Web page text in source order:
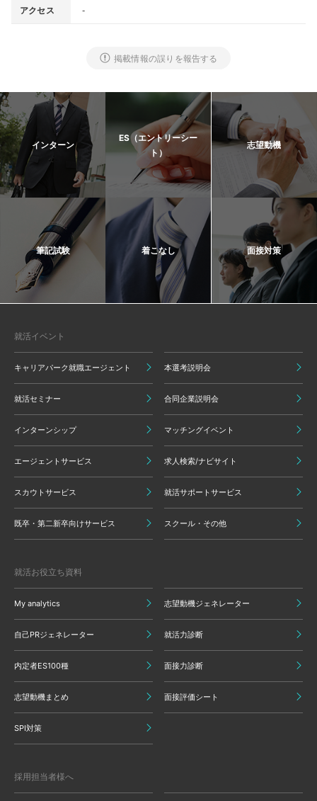
アクセス -
掲載情報の誤りを報告する
インターン
ES（エントリーシー
ト）
志望動機
筆記試験 着こなし 面接対策
就活イベント
キャリアパーク就職エージェント 本選考説明会
就活セミナー 合同企業説明会
インターンシップ マッチングイベント
エージェントサービス 求人検索/ナビサイト
スカウトサービス 就活サポートサービス
既卒・第二新卒向けサービス スクール・その他
就活お役立ち資料
My analytics 志望動機ジェネレーター
自己PRジェネレーター 就活力診断
内定者ES100種 面接力診断
志望動機まとめ 面接評価シート
SPI対策
採用担当者様へ